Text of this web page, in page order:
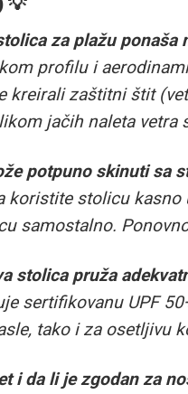
za plažu ponaša
profilu i
kreirali zaštitni štit
jačih naleta vetra
potpuno skinuti sa
koristite stolicu
samostalno.
stolica pruža
sertifikovanu UPF
tako i za osetljivu
i da li je zgodan za